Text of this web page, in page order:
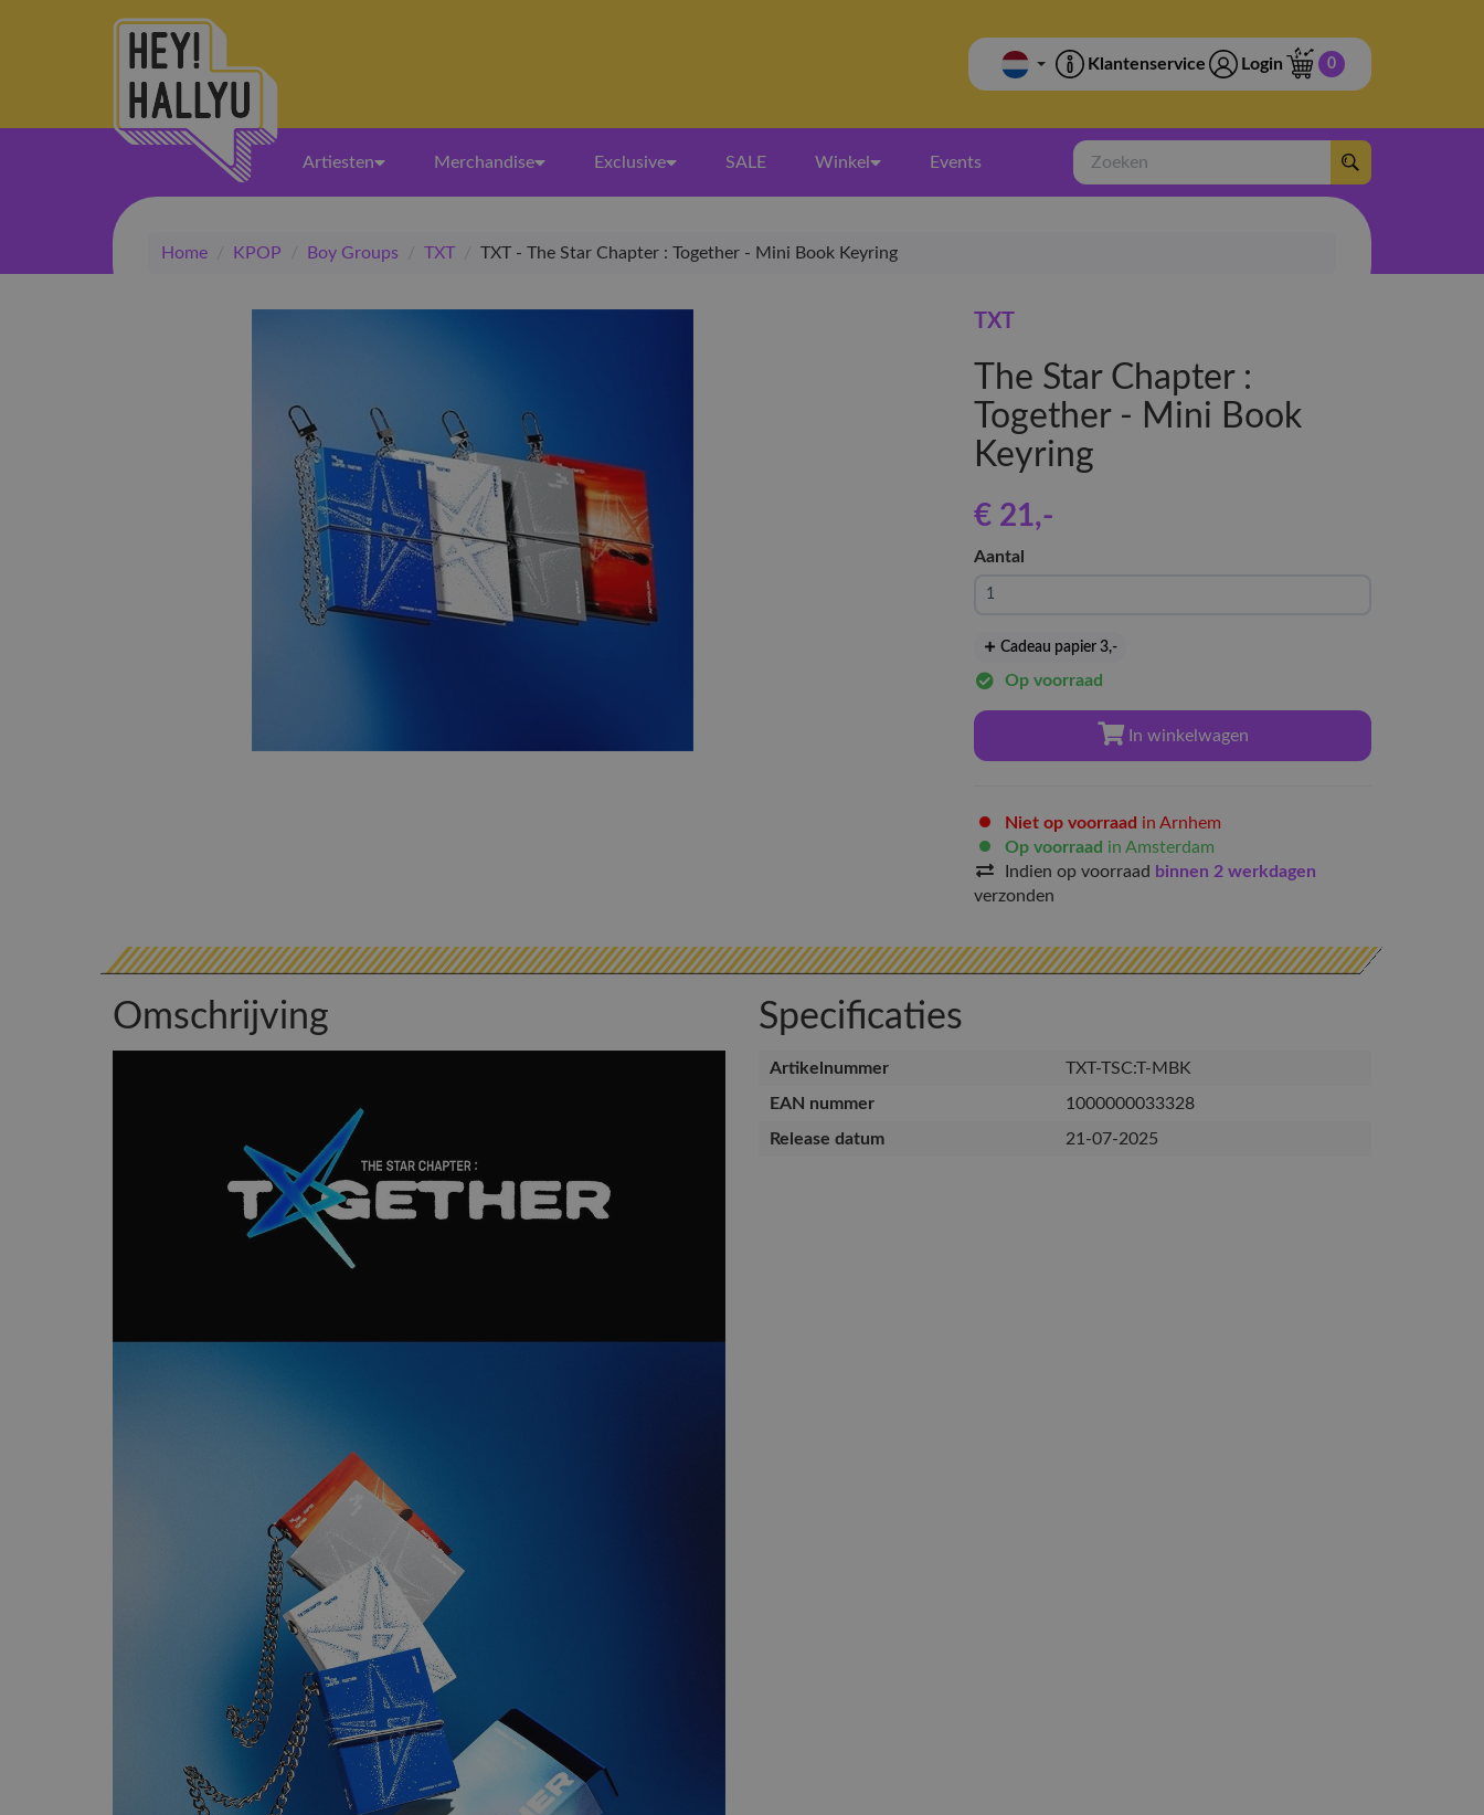
Klantenservice Login 0
Artiesten Merchandise Exclusive SALE Winkel Events
Zoeken
Home / KPOP / Boy Groups / TXT / TXT - The Star Chapter : Together - Mini Book Keyring
TXT
The Star Chapter :
Together - Mini Book
Keyring
€ 21,-
Aantal
Cadeau papier 3,-
Op voorraad
In winkelwagen
Niet op voorraad in Arnhem
Op voorraad in Amsterdam
Indien op voorraad binnen 2 werkdagen
verzonden
Omschrijving Specificaties
Artikelnummer
TXT-TSC:T-MBK
EAN nummer
1000000033328
Release datum
21-07-2025